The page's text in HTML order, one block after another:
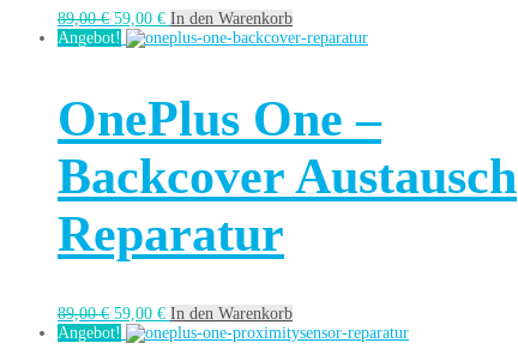
89,00€ 59,00 € In den Warenkorb
Angebot!
OnePlus One –
Backcover Austausch
Reparatur
89,00€ 59,00 € In den Warenkorb
Angebot!